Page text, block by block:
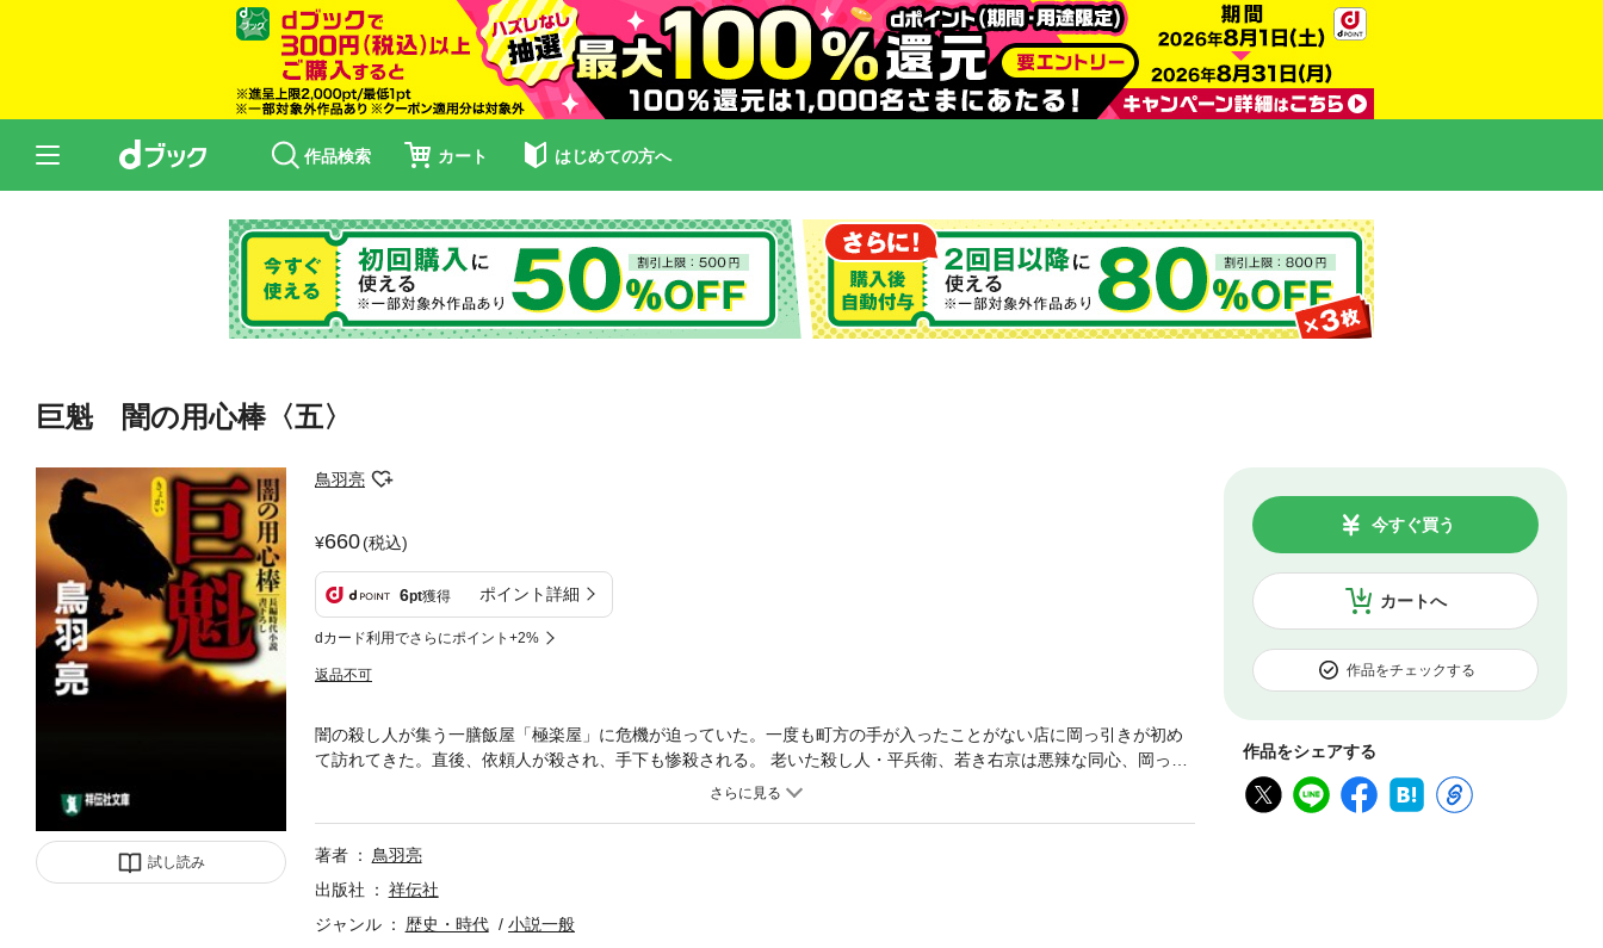
作品検索 カート はじめての方へ
巨魁 闇の用心棒〈五〉
試し読み
鳥羽亮
660(税込)
6pt獲得 ポイント詳細
dカード利用でさらにポイント+2%
返品不可
カートへ
今すぐ買う
作品をチェックする
作品をシェアする
闇の殺し人が集う一膳飯屋「極楽屋」に危機が迫っていた。一度も町方の手が入ったことがない店に岡っ引きが初め
て訪れてきた。直後、依頼人が殺され、手下も惨殺される。 老いた殺し人・平兵衛、若き右京は悪辣な同心、岡っ引
き、凄腕の刺客らを繰る黒幕を掴もうとするのだが、そこにも新たな罠が！ 殺すか殺されるか！
著者
鳥羽亮
出版社
祥伝社
ジャンル
歴史・時代
小説一般